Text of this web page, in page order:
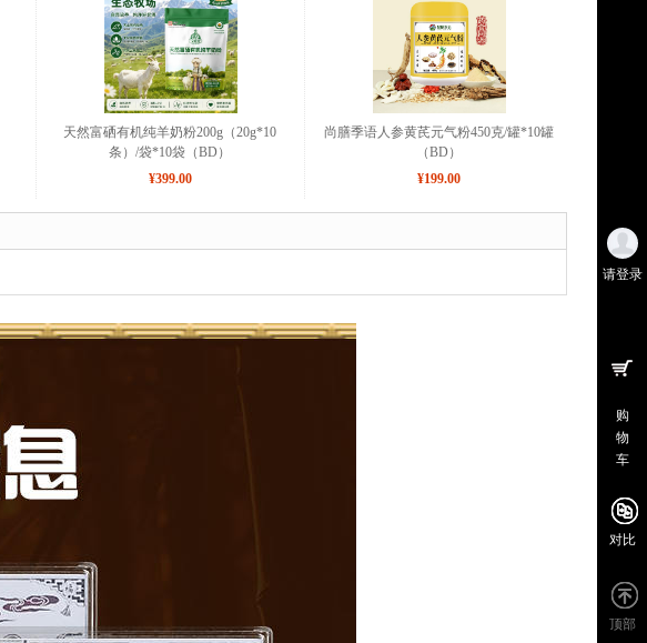
请登录
购
物
车
对比
顶部
天然富硒有机纯羊奶粉200g（20g*10
条）/袋*10袋（BD）
¥399.00
尚膳季语人参黄芪元气粉450克/罐*10罐
（BD）
¥199.00